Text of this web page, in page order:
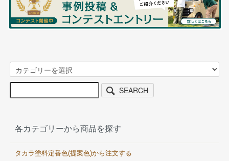
SEARCH
各カテゴリーから商品を探す
タカラ塗料定番色(提案色)から注文する